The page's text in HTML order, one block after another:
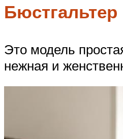
Это модель
нежная и